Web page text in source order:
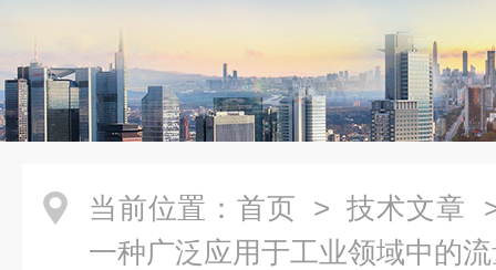
当前位置： 首页 > 技术文章
一种广泛应用于工业领域中的